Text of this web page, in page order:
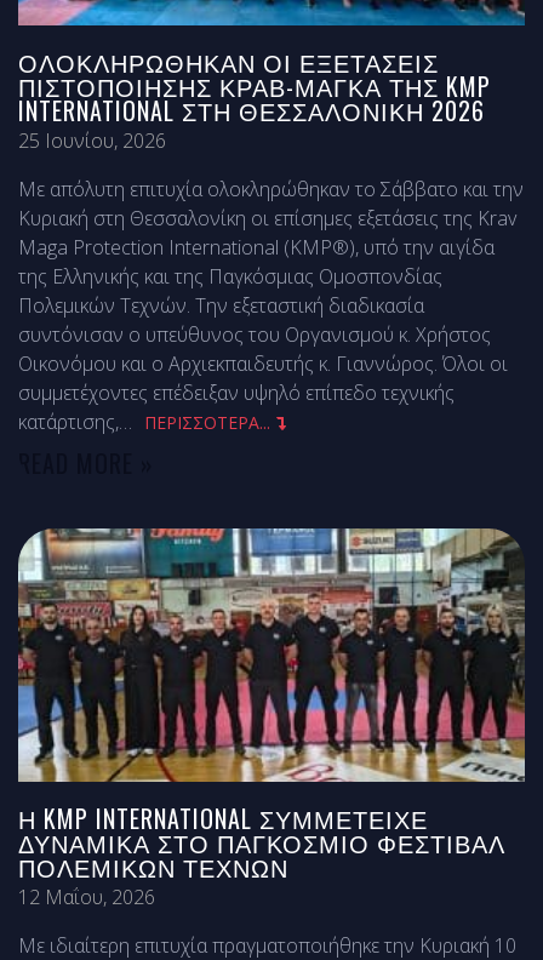
ΟΛΟΚΛΗΡΏΘΗΚΑΝ ΟΙ ΕΞΕΤΆΣΕΙΣ
ΠΙΣΤΟΠΟΊΗΣΗΣ ΚΡΑΒ-ΜΑΓΚΆ ΤΗΣ KMP
INTERNATIONAL ΣΤΗ ΘΕΣΣΑΛΟΝΊΚΗ 2026
25 Ιουνίου, 2026
Με απόλυτη επιτυχία ολοκληρώθηκαν το Σάββατο και την
Κυριακή στη Θεσσαλονίκη οι επίσημες εξετάσεις της Krav
Maga Protection International (KMP®), υπό την αιγίδα
της Ελληνικής και της Παγκόσμιας Ομοσπονδίας
Πολεμικών Τεχνών. Την εξεταστική διαδικασία
συντόνισαν ο υπεύθυνος του Οργανισμού κ. Χρήστος
Οικονόμου και ο Αρχιεκπαιδευτής κ. Γιαννώρος. Όλοι οι
συμμετέχοντες επέδειξαν υψηλό επίπεδο τεχνικής
κατάρτισης,… ΠΕΡΙΣΣΟΤΕΡΑ...
Η KMP INTERNATIONAL ΣΥΜΜΕΤΕΊΧΕ
ΔΥΝΑΜΙΚΆ ΣΤΟ ΠΑΓΚΌΣΜΙΟ ΦΕΣΤΙΒΆΛ
ΠΟΛΕΜΙΚΏΝ ΤΕΧΝΏΝ
12 Μαΐου, 2026
Με ιδιαίτερη επιτυχία πραγματοποιήθηκε την Κυριακή 10